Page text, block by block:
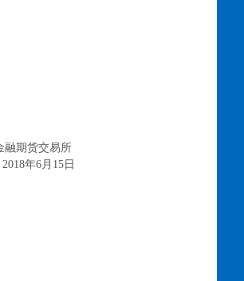
融期货交易所
2018年6月15日